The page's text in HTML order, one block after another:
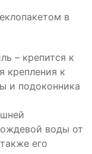
в
– крепится к
крепления к
и подоконника
воды от
его